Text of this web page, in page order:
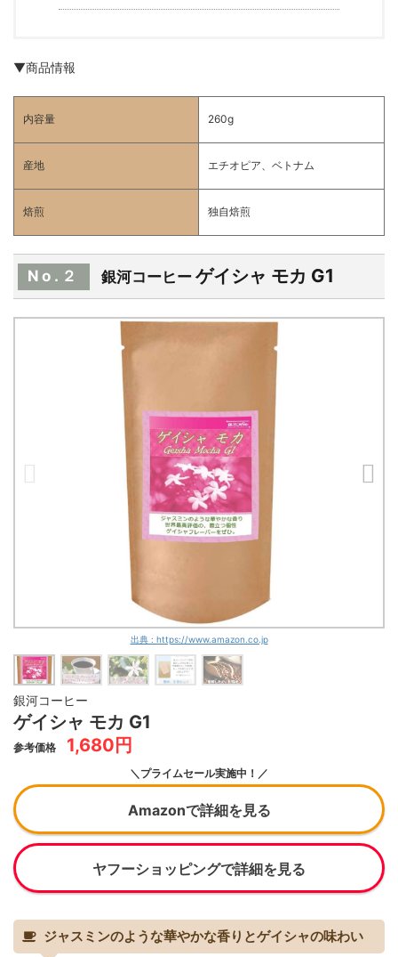
▼商品情報
内容量 260g
産地 エチオピア、ベトナム
焙煎 独自焙煎
No.２ 銀河コーヒー ゲイシャ モカ G1
出典 : https://www.amazon.co.jp
銀河コーヒー
ゲイシャ モカ G1
参考価格 1,680円
＼プライムセール実施中！／
Amazonで詳細を見る
ヤフーショッピングで詳細を見る
ジャスミンのような華やかな香りとゲイシャの味わい